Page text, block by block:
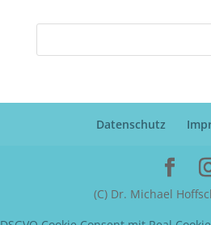
Datenschutz
(C) Dr. Michael